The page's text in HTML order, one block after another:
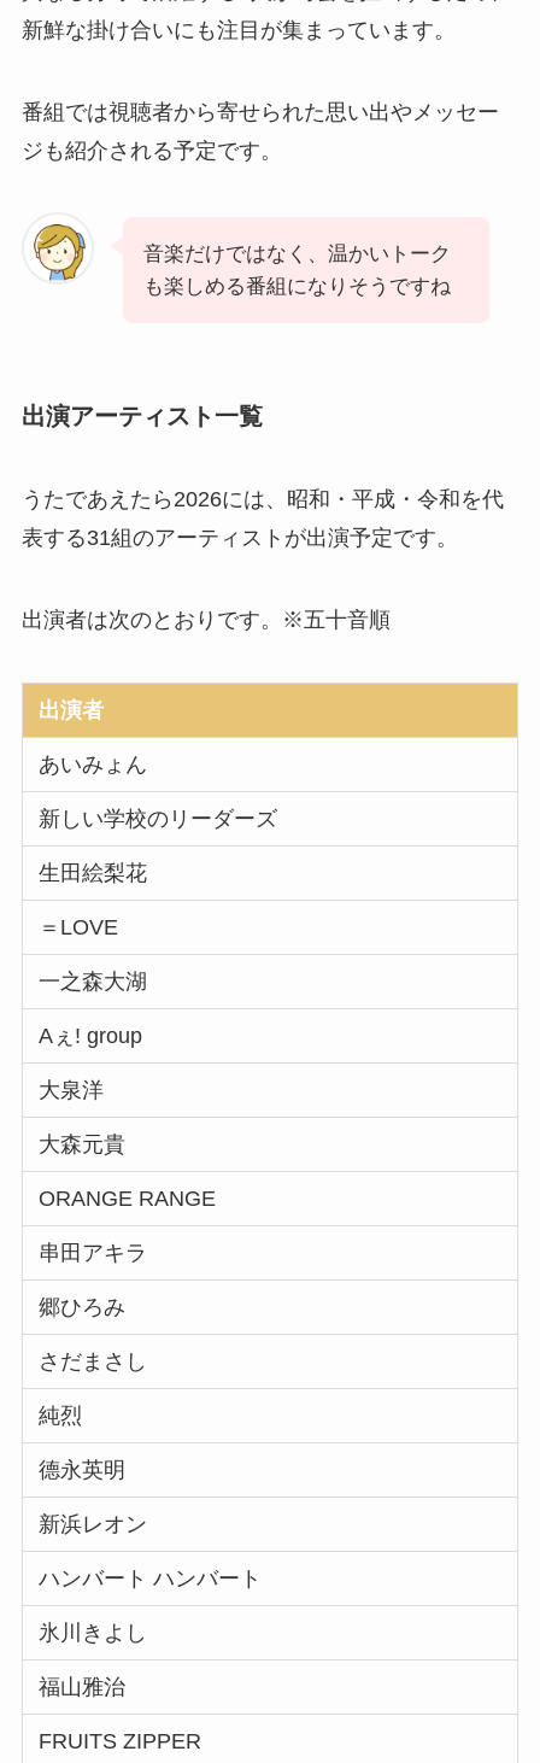
新鮮な掛け合いにも注目が集まっています。
番組では視聴者から寄せられた思い出やメッセー
ジも紹介される予定です。
音楽だけではなく、温かいトーク
も楽しめる番組になりそうですね
出演アーティスト一覧
うたであえたら2026には、昭和・平成・令和を代
表する31組のアーティストが出演予定です。
出演者は次のとおりです。※五十音順
出演者
あいみょん
新しい学校のリーダーズ
生田絵梨花
＝LOVE
一之森大湖
Aぇ! group
大泉洋
大森元貴
ORANGE RANGE
串田アキラ
郷ひろみ
さだまさし
純烈
德永英明
新浜レオン
ハンバート ハンバート
氷川きよし
福山雅治
FRUITS ZIPPER